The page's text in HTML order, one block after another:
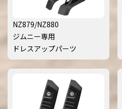
NZ879/NZ880
ジムニー専用
ドレスアップパーツ